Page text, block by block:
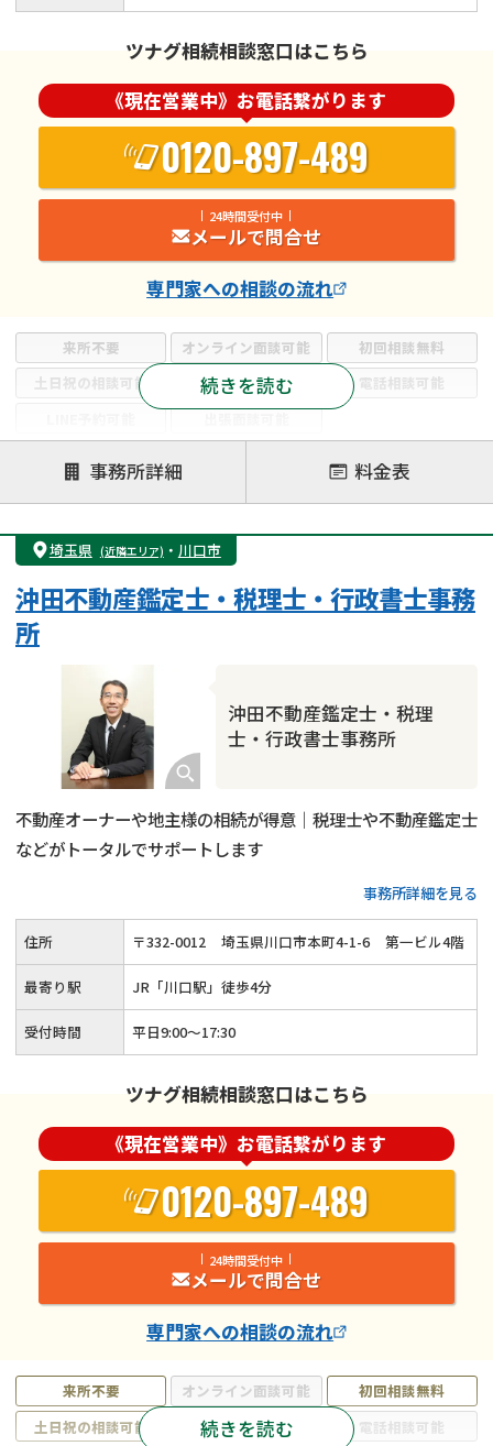
来所不要 オンライン面談可能
初回相談無料
土日祝の相談可能
19時以降電話可能
電話相談可能
注力案件
遺言書作成・遺言執行
相続放棄
相続登記
遺産分割
遺留分侵害額請求
相続税申告
相続手続き
銀行手続き
成年後見・任意後見
贈与税
生前対策
相続トラブル
続きを読む
ツナグ相続相談窓口はこちら
《現在営業中》お電話繋がります
0120-897-489
24時間受付中
メールで問合せ
専門家への相談の流れ
事務所詳細 料金表
埼玉県 (近隣エリア) ・ 川口市
沖田不動産鑑定士・税理
士・行政書士事務所
沖田不動産鑑定士・税理士・行政書士事務
所
不動産オーナーや地主様の相続が得意｜税理士や不動産鑑定士
などがトータルでサポートします
事務所詳細を見る
来所不要 オンライン面談可能
初回相談無料
土日祝の相談可能
19時以降電話可能 電話相談可能
続きを読む
住所 〒332-0012 埼玉県川口市本町4-1-6 第一ビル4階
最寄り駅 JR「川口駅」徒歩4分
受付時間 平日9:00～17:30
ツナグ相続相談窓口はこちら
《現在営業中》お電話繋がります
0120-897-489
24時間受付中
メールで問合せ
専門家への相談の流れ